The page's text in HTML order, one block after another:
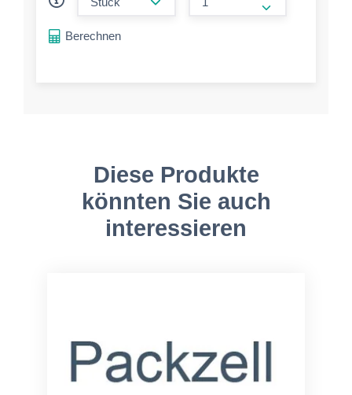
form.increase-
Berechnen
Diese Produkte
könnten Sie auch
interessieren